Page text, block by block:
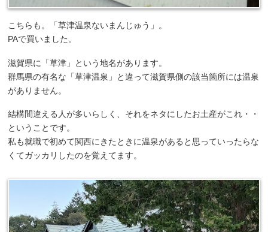
こちらも。「草津温泉ないまんじゅう」。
PAで買いました。
滋賀県に「草津」という地名があります。
群馬県の有名な「草津温泉」と違って滋賀県側の該当箇所には温泉
がありません。
結構間違える人が多いらしく、それをネタにしたお土産がこれ・・
ということです。
私も就職で初めて関西にきたときに温泉があると思っていったらな
くてガッカリしたのを覚えてます。